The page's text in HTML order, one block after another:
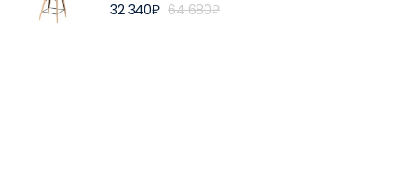
32 340₽ 64 680₽